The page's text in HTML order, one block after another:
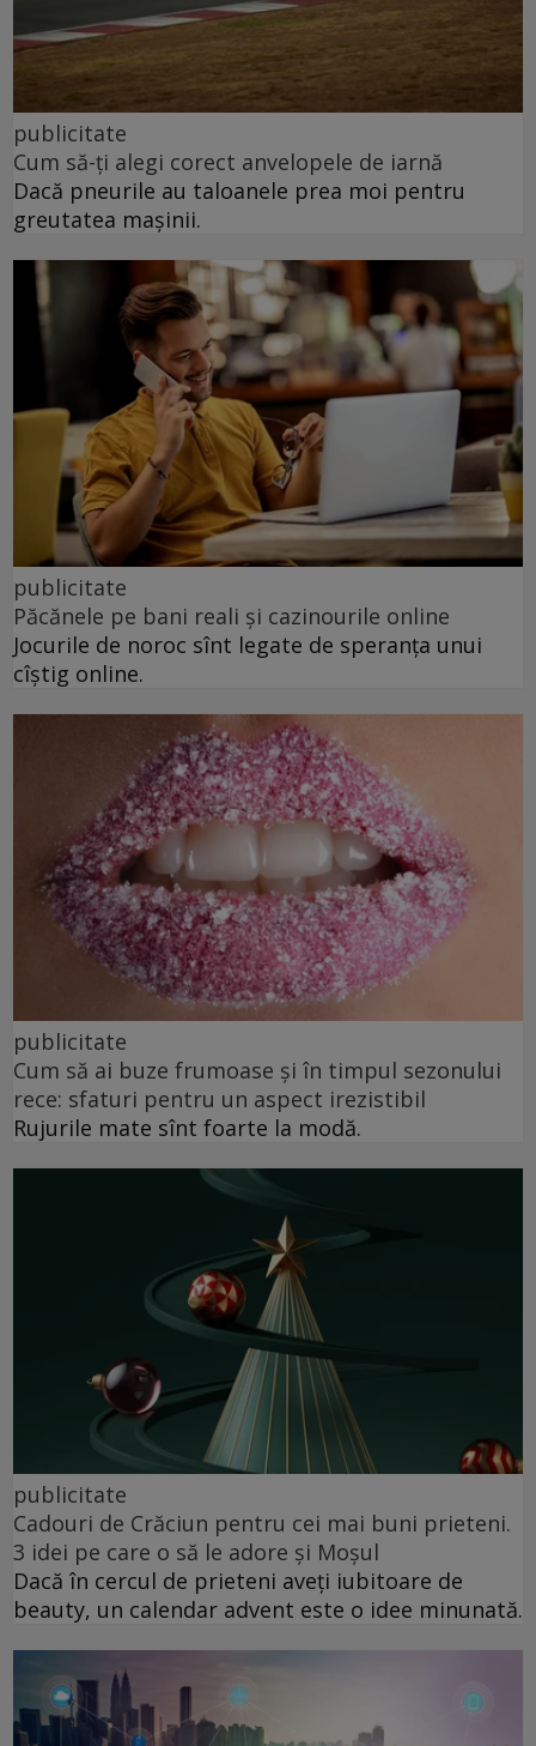
publicitate
Cum să-ți alegi corect anvelopele de iarnă
Dacă pneurile au taloanele prea moi pentru
greutatea mașinii.
publicitate
Păcănele pe bani reali și cazinourile online
Jocurile de noroc sînt legate de speranța unui
cîștig online.
publicitate
Cum să ai buze frumoase şi în timpul sezonului
rece: sfaturi pentru un aspect irezistibil
Rujurile mate sînt foarte la modă.
publicitate
Cadouri de Crăciun pentru cei mai buni prieteni.
3 idei pe care o să le adore și Moșul
Dacă în cercul de prieteni aveți iubitoare de
beauty, un calendar advent este o idee minunată.